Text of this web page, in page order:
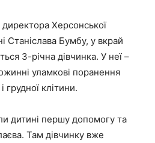
Херсонської
Станіслава Бумбу, у вкрай
3-річна дівчинка. У неї –
уламкові поранення
грудної клітини.
дитині першу допомогу та
Там дівчинку вже